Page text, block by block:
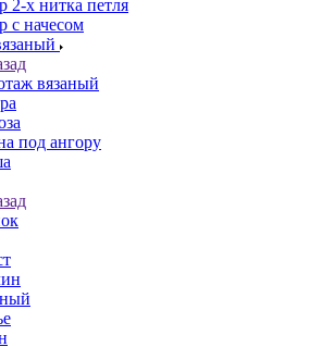
2-х нитка петля
с начесом
вязаный
под ангору